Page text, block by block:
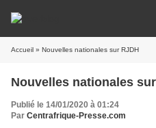
Accueil » Nouvelles nationales sur RJDH
Nouvelles nationales
Publié le 14/01/2020 à 01:24
Par Centrafrique-Presse.com